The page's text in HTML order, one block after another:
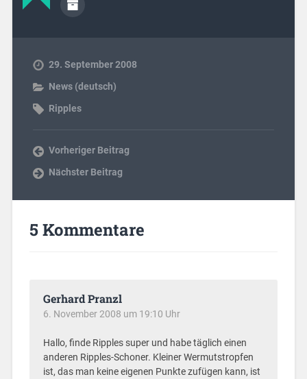
29. September 2008
News (deutsch)
Ripples
Vorheriger Beitrag
Nächster Beitrag
5 Kommentare
Gerhard Pranzl
6. November 2008 um 19:10 Uhr
Hallo, finde Ripples super und habe täglich einen
anderen Ripples-Schoner. Kleiner Wermutstropfen
ist, das man keine eigenen Punkte zufügen kann, ist